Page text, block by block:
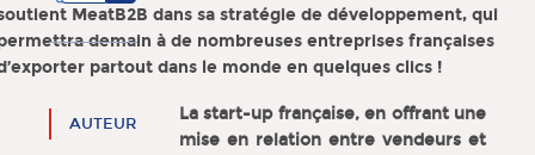
MeatB2B dans sa stratégie de développement, qui
demain à de nombreuses entreprises françaises
partout dans le monde en quelques clics !
AUTEUR
La start-up française, en offrant une
mise en relation entre vendeurs et